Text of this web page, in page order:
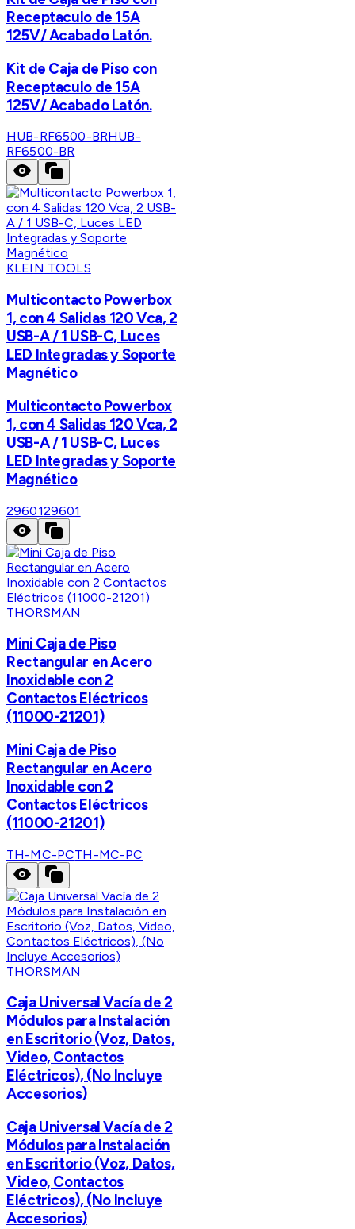
Receptaculo de 15A
125V/ Acabado Latón.
Kit de Caja de Piso con
Receptaculo de 15A
125V/ Acabado Latón.
HUB-RF6500-BRHUB-
RF6500-BR
KLEIN TOOLS
Multicontacto Powerbox
1, con 4 Salidas 120 Vca, 2
USB-A / 1 USB-C, Luces
LED Integradas y Soporte
Magnético
Multicontacto Powerbox
1, con 4 Salidas 120 Vca, 2
USB-A / 1 USB-C, Luces
LED Integradas y Soporte
Magnético
2960129601
THORSMAN
Mini Caja de Piso
Rectangular en Acero
Inoxidable con 2
Contactos Eléctricos
(11000-21201)
Mini Caja de Piso
Rectangular en Acero
Inoxidable con 2
Contactos Eléctricos
(11000-21201)
TH-MC-PCTH-MC-PC
THORSMAN
Caja Universal Vacía de 2
Módulos para Instalación
en Escritorio (Voz, Datos,
Video, Contactos
Eléctricos), (No Incluye
Accesorios)
Caja Universal Vacía de 2
Módulos para Instalación
en Escritorio (Voz, Datos,
Video, Contactos
Eléctricos), (No Incluye
Accesorios)